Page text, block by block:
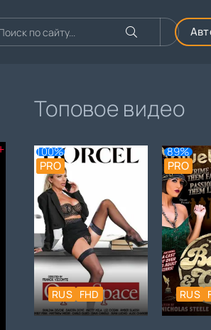
Топовое видео
RUS FHD
100%
PRO
RUS
89%
PRO